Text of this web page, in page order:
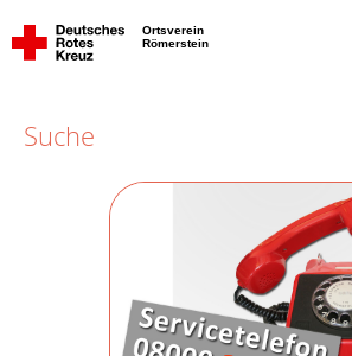
Ortsverein
Römerstein
Suche